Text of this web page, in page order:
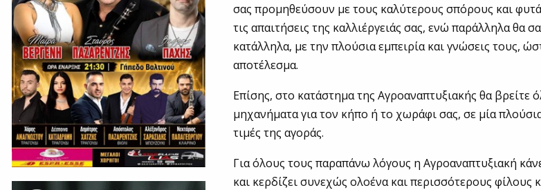
σας προμηθεύσουν με τους καλύτερους σπόρους και
τις απαιτήσεις της καλλιέργειάς σας, ενώ παράλληλα θα
κατάλληλα, με την πλούσια εμπειρία και γνώσεις τους,
αποτέλεσμα.
Επίσης, στο κατάστημα της Αγροαναπτυξιακής θα βρείτε
μηχανήματα για τον κήπο ή το χωράφι σας, σε μία
τιμές της αγοράς.
Για όλους τους παραπάνω λόγους η Αγροαναπτυξιακή
και κερδίζει συνεχώς ολοένα και περισσότερους φίλους